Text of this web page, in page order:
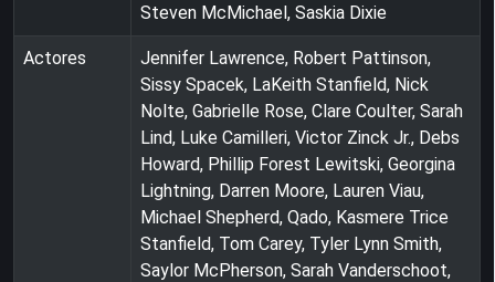
Steven McMichael, Saskia Dixie
Actores
Jennifer Lawrence, Robert Pattinson,
Sissy Spacek, LaKeith Stanfield, Nick
Nolte, Gabrielle Rose, Clare Coulter, Sarah
Lind, Luke Camilleri, Victor Zinck Jr., Debs
Howard, Phillip Forest Lewitski, Georgina
Lightning, Darren Moore, Lauren Viau,
Michael Shepherd, Qado, Kasmere Trice
Stanfield, Tom Carey, Tyler Lynn Smith,
Saylor McPherson, Sarah Vanderschoot,